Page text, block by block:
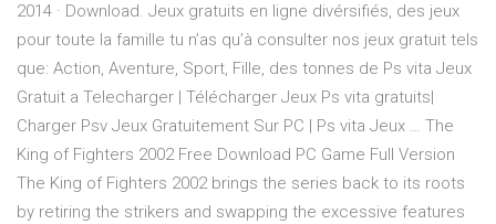
2014 · Download. Jeux gratuits en ligne divérsifiés, des jeux
pour toute la famille tu n’as qu’à consulter nos jeux gratuit tels
que: Action, Aventure, Sport, Fille, des tonnes de Ps vita Jeux
Gratuit a Telecharger | Télécharger Jeux Ps vita gratuits|
Charger Psv Jeux Gratuitement Sur PC | Ps vita Jeux … The
King of Fighters 2002 Free Download PC Game Full Version
The King of Fighters 2002 brings the series back to its roots
by retiring the strikers and swapping the excessive features